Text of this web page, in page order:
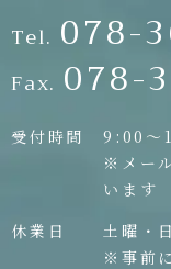
Tel. 078-
Fax. 078-
受付時間
9:00〜
※メー
います
休業日
土曜・
※事前